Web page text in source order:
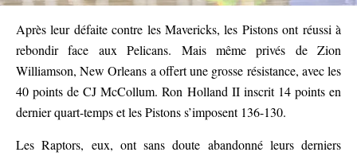
Après leur défaite contre les Mavericks, les Pistons ont réussi à
rebondir face aux Pelicans. Mais même privés de Zion
Williamson, New Orleans a offert une grosse résistance, avec les
40 points de CJ McCollum. Ron Holland II inscrit 14 points en
dernier quart-temps et les Pistons s’imposent 136-130.
Les Raptors, eux, ont sans doute abandonné leurs derniers